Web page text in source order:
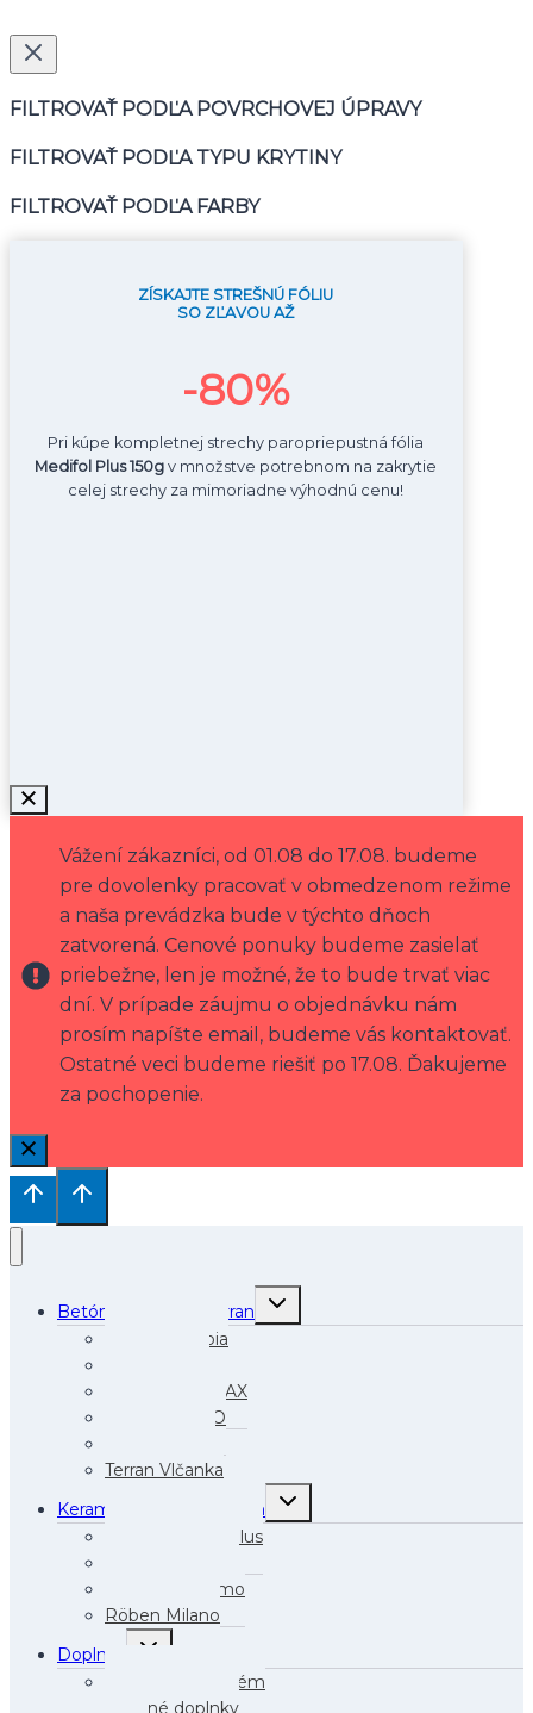
FILTROVAŤ PODĽA POVRCHOVEJ ÚPRAVY
FILTROVAŤ PODĽA TYPU KRYTINY
FILTROVAŤ PODĽA FARBY
ZÍSKAJTE STREŠNÚ FÓLIU
SO ZĽAVOU AŽ
-80%
Pri kúpe kompletnej strechy paropriepustná fólia
Medifol Plus 150g v množstve potrebnom na zakrytie
celej strechy za mimoriadne výhodnú cenu!
Vážení zákazníci, od 01.08 do 17.08. budeme
pre dovolenky pracovať v obmedzenom režime
a naša prevádzka bude v týchto dňoch
zatvorená. Cenové ponuky budeme zasielať
priebežne, len je možné, že to bude trvať viac
dní. V prípade záujmu o objednávku nám
prosím napíšte email, budeme vás kontaktovať.
Ostatné veci budeme riešiť po 17.08. Ďakujeme
za pochopenie.
Betónová krytina Terran
Toggle
Terran Danubia
Terran Zenit MAX
Terran COPPO
Terran Vlčanka
Keramická krytina Röben
Toggle
Röben Monza Plus
Röben Bergamo
Röben Milano
Doplnky
Toggle
Odkvapový systém
Strešné doplnky